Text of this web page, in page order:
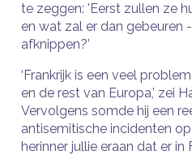
te zeggen: 'Eerst zullen ze
en wat zal er dan gebeuren
afknippen?’
‘Frankrijk is een veel
en de rest van Europa,’ zei
Vervolgens somde hij een
antisemitische incidenten op
herinner jullie eraan dat er in